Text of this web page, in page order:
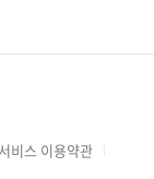
비스 이용약관